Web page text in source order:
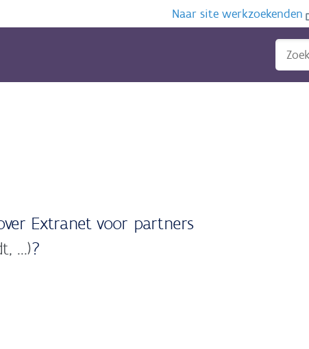
Naar site werkzoekenden
Extranet voor partners
...)?